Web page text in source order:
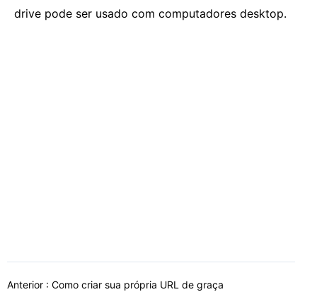
drive pode ser usado com computadores desktop.
Anterior : Como criar sua própria URL de graça